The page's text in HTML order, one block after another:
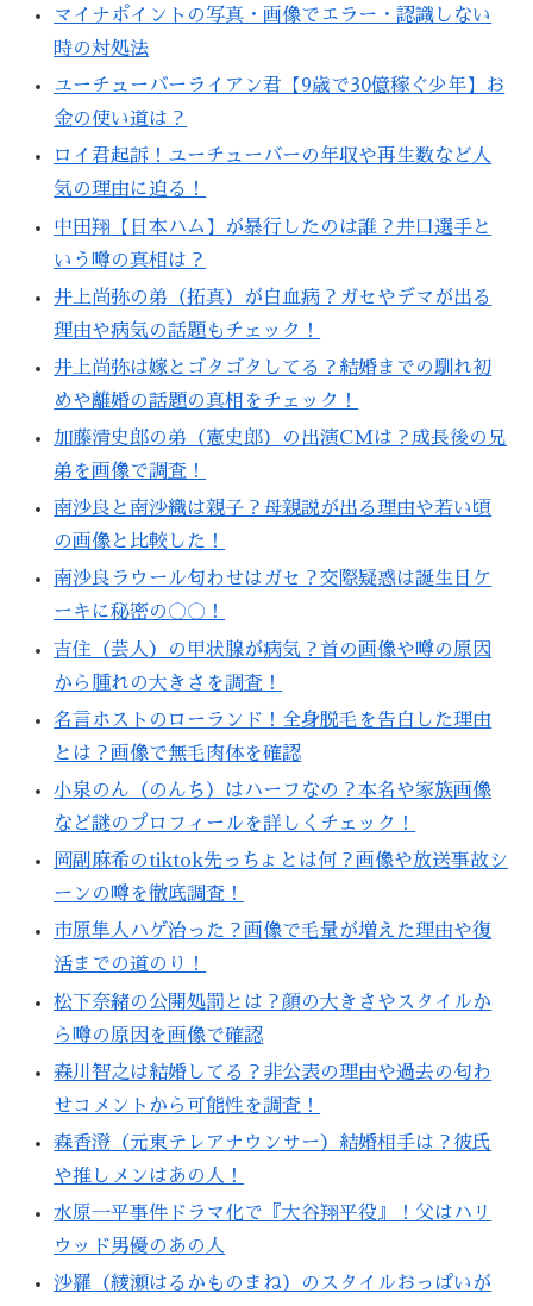
マイナポイントの写真・画像でエラー・認識しない
時の対処法
ユーチューバーライアン君【9歳で30億稼ぐ少年】お
金の使い道は？
ロイ君起訴！ユーチューバーの年収や再生数など人
気の理由に迫る！
中田翔【日本ハム】が暴行したのは誰？井口選手と
いう噂の真相は？
井上尚弥の弟（拓真）が白血病？ガセやデマが出る
理由や病気の話題もチェック！
井上尚弥は嫁とゴタゴタしてる？結婚までの馴れ初
めや離婚の話題の真相をチェック！
加藤清史郎の弟（憲史郎）の出演CMは？成長後の兄
弟を画像で調査！
南沙良と南沙織は親子？母親説が出る理由や若い頃
の画像と比較した！
南沙良ラウール匂わせはガセ？交際疑惑は誕生日ケ
ーキに秘密の〇〇！
吉住（芸人）の甲状腺が病気？首の画像や噂の原因
から腫れの大きさを調査！
名言ホストのローランド！全身脱毛を告白した理由
とは？画像で無毛肉体を確認
小泉のん（のんち）はハーフなの？本名や家族画像
など謎のプロフィールを詳しくチェック！
岡副麻希のtiktok先っちょとは何？画像や放送事故シ
ーンの噂を徹底調査！
市原隼人ハゲ治った？画像で毛量が増えた理由や復
活までの道のり！
松下奈緒の公開処罰とは？顔の大きさやスタイルか
ら噂の原因を画像で確認
森川智之は結婚してる？非公表の理由や過去の匂わ
せコメントから可能性を調査！
森香澄（元東テレアナウンサー）結婚相手は？彼氏
や推しメンはあの人！
水原一平事件ドラマ化で『大谷翔平役』！父はハリ
ウッド男優のあの人
沙羅（綾瀬はるかものまね）のスタイルおっぱいが